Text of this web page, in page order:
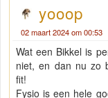
yooop
02 maart 2024 om 00:53
Wat een Bikkel is
niet, en dan nu zo
fit!
Fysio is een hele